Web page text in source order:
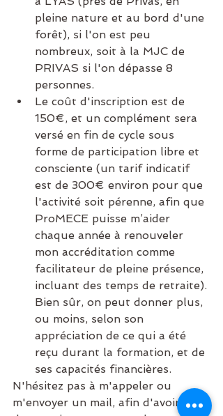
pleine nature et au bord d'une
forêt), si l'on est peu
nombreux, soit à la MJC de
PRIVAS si l'on dépasse 8
personnes.
Le coût d'inscription est de
150€, et un complément sera
versé en fin de cycle sous
forme de participation libre et
consciente (un tarif indicatif
est de 300€ environ pour que
l'activité soit pérenne, afin que
ProMECE puisse m’aider
chaque année à renouveler
mon accréditation comme
facilitateur de pleine présence,
incluant des temps de retraite).
Bien sûr, on peut donner plus,
ou moins, selon son
appréciation de ce qui a été
reçu durant la formation, et de
ses capacités financières.
N'hésitez pas à m'appeler ou
m'envoyer un mail, afin d'avoir plus